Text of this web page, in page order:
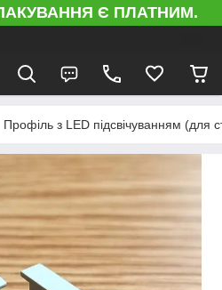
Є ПЛАТНИМ.
Профіль з LED підсвічуванням (для